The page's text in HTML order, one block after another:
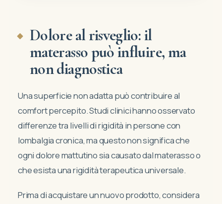
Dolore al risveglio: il
materasso può influire, ma
non diagnostica
Una superficie non adatta può contribuire al
comfort percepito. Studi clinici hanno osservato
differenze tra livelli di rigidità in persone con
lombalgia cronica, ma questo non significa che
ogni dolore mattutino sia causato dal materasso o
che esista una rigidità terapeutica universale.
Prima di acquistare un nuovo prodotto, considera